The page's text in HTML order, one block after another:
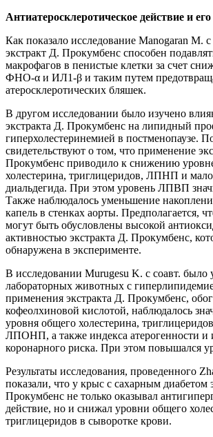
Антиатеросклеротическое действие и
Как показало исследование Manogaran M.
экстракт Д. Прокумбенс способен
макрофагов в пенистые клетки за счет
ФНО-α и ИЛ1-β и таким путем
атеросклеротических бляшек.
В другом исследовании было изучено
экстракта Д. Прокумбенс на липидный
гиперхолестеринемией в постменопаузе.
свидетельствуют о том, что применение
Прокумбенс приводило к снижению
холестерина, триглицеридов, ЛПНП и
диальдегида. При этом уровень ЛПВП
Также наблюдалось уменьшение
капель в стенках аорты. Предполагается,
могут быть обусловлены высокой
активностью экстракта Д. Прокумбенс,
обнаружена в эксперименте.
В исследовании Murugesu K. с соавт. было
лабораторных животных с
применения экстракта Д. Прокумбенс,
кофеолхиновой кислотой, наблюдалось
уровня общего холестерина,
ЛПОНП, а также индекса атерогенности и
коронарного риска. При этом повышался
Результаты исследования, проведенного
показали, что у крыс с сахарным диабетом
Прокумбенс не только оказывал
действие, но и снижал уровни общего
триглицеридов в сыворотке крови.